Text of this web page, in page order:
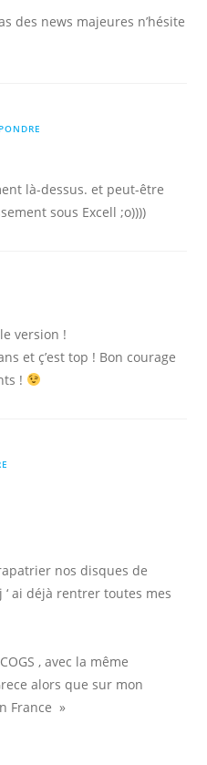
des news majeures n’hésite
là-dessus. et peut-être
sous Excell ;o))))
version !
et ç’est top ! Bon courage
!
nos disques de
‘ ai déjà rentrer toutes mes
, avec la même
alors que sur mon
France »